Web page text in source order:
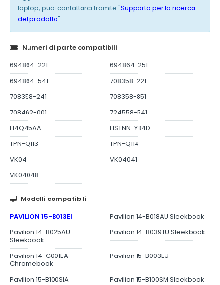
laptop, puoi contattarci tramite "Supporto per la ricerca
del prodotto".
Numeri di parte compatibili
694864-221
694864-251
694864-541
708358-221
708358-241
708358-851
708462-001
724558-541
H4Q45AA
HSTNN-YB4D
TPN-Q113
TPN-Q114
VK04
VK04041
VK04048
Modelli compatibili
PAVILION 15-B013EI
Pavilion 14-B018AU Sleekbook
Pavilion 14-B025AU
Sleekbook
Pavilion 14-B039TU Sleekbook
Pavilion 14-C001EA
Chromebook
Pavilion 15-B003EU
Pavilion 15-B100SIA
Pavilion 15-B100SM Sleekbook